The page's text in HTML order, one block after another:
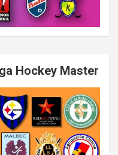
Hockey Master